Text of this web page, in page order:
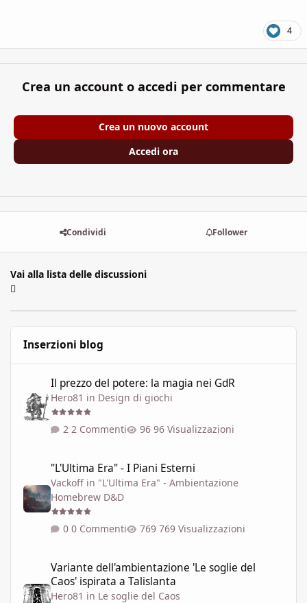
4
Crea un account o accedi per commentare
Crea un nuovo account
Accedi ora
Condividi Follower
Vai alla lista delle discussioni
Inserzioni blog
Il prezzo del potere: la magia nei GdR
Hero81 in Design di giochi
2 Commenti 96 Visualizzazioni
"L'Ultima Era" - I Piani Esterni
Vackoff in "L'Ultima Era" - Ambientazione
Homebrew D&D
0 Commenti 769 Visualizzazioni
Variante dell'ambientazione 'Le soglie del
Caos' ispirata a Talislanta
Hero81 in Le soglie del Caos